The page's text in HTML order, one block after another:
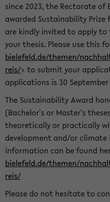
since 2023, the Rectorate of
awarded Sustainability Prize
are kindly invited to apply
your thesis. Please use this
bielefeld.de/themen/
reis/> to submit your
applications is 30 September
The Sustainability Award
(Bachelor's or Master's
theoretically or practically
development and/or
information can be found
bielefeld.de/themen/
reis/
Please do not hesitate to